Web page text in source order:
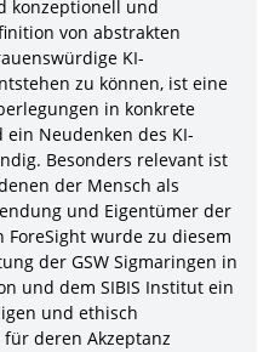
konzeptionell und
von abstrakten
KI-
zu können, ist eine
in konkrete
Neudenken des KI-
Besonders relevant ist
der Mensch als
und Eigentümer der
wurde zu diesem
der GSW Sigmaringen in
und dem SIBIS Institut ein
und ethisch
deren Akzeptanz